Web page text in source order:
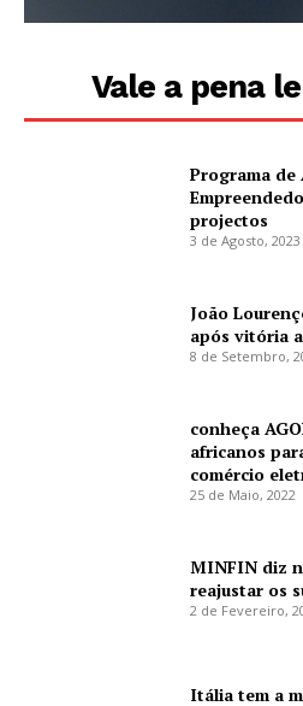
Vale a pena
Programa
projectos
3 de Agosto, 2023
João
após vitória
8 de Setembro,
conheça
africanos
comércio
25 de Maio, 2022
MINFIN diz
reajustar os
2 de Fevereiro,
Itália tem a